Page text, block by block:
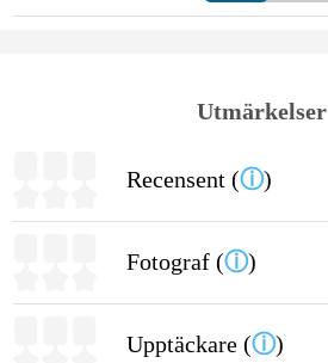
Utmärkelser
Recensent (ⓘ)
Fotograf (ⓘ)
Upptäckare (ⓘ)